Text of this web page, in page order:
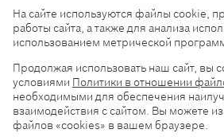
Нормативная документация
ADP в социальных сетях
На сайте используются файлы cookie,
работы сайта, а также для анализа
использованием метрической
Продолжая использовать наш сайт, вы
условиями Политики в отношении
необходимыми для обеспечения
взаимодействия с сайтом. Вы можете
файлов «cookies» в вашем браузере.